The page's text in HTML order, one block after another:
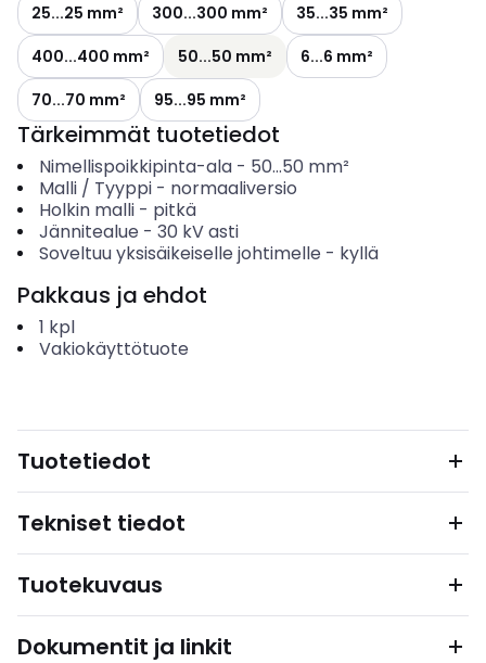
25...25 mm²
300...300 mm²
35...35 mm²
400...400 mm²
50...50 mm²
6...6 mm²
70...70 mm²
95...95 mm²
Tärkeimmät tuotetiedot
Nimellispoikkipinta-ala- 50...50 mm²
Malli / Tyyppi- normaaliversio
Holkin malli- pitkä
Jännitealue - 30 kV asti
Soveltuu yksisäikeiselle johtimelle - kyllä
Pakkaus ja ehdot
1 kpl
Vakiokäyttötuote
Tuotetiedot
Tekniset tiedot
Tuotekuvaus
Dokumentit ja linkit